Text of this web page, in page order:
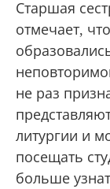
Старшая
отмечает,
не раз
литургии и
посещать
больше